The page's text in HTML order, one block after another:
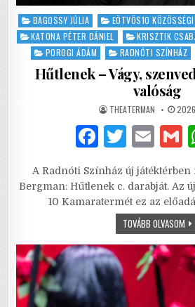
Posted
in
BAGOSSY JÚLIA
EÖTVÖS10
KATONA PÉTER DÁNIEL
KRISZTIK
POROGI ÁDÁM
RADNÓTI SZÍNHÁZ
Hűtlenek – Vágy,
valóság
AUTHOR:
THEATERMAN
DATE:
F
c
e
o
o
k
T
it
te
r
E
ai
l
A Radnóti Színház új játéktérben
Bergman: Hűtlenek c. darabját. Az
10 Kamaratermét ez az
TOVÁBB OLVASOM
–
ÉS
A